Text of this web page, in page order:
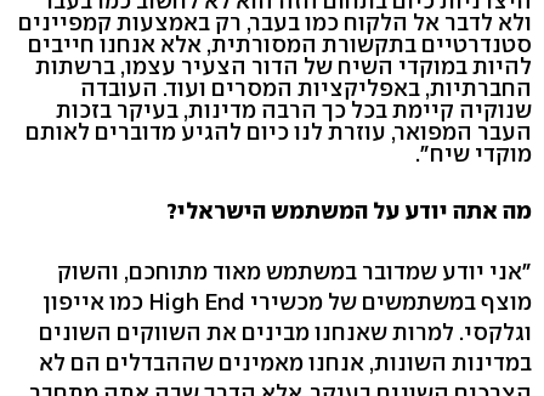
ולא לדבר אל הלקוח כמו בעבר, רק באמצעות קמפיינים
סטנדרטיים בתקשורת המסורתית, אלא אנחנו חייבים
להיות במוקדי השיח של הדור הצעיר עצמו, ברשתות
החברתיות, באפליקציות המסרים ועוד. העובדה
שנוקיה קיימת בכל כך הרבה מדינות, בעיקר בזכות
העבר המפואר, עוזרת לנו כיום להגיע מדוברים לאותם
מוקדי שיח".
מה אתה יודע על המשתמש הישראלי?
"אני יודע שמדובר במשתמש מאוד מתוחכם, והשוק
מוצף במשתמשים של מכשירי High End כמו אייפון
וגלקסי. למרות שאנחנו מבינים את השווקים השונים
במדינות השונות, אנחנו מאמינים שההבדלים הם לא